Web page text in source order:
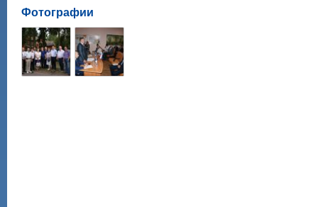
Фотографии